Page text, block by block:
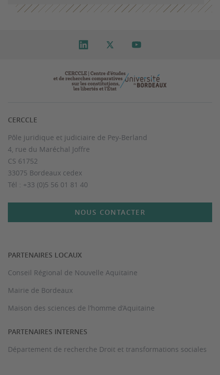
CERCCLE
Pôle juridique et judiciaire de Pey-Berland
4, rue du Maréchal Joffre
CS 61752
33075 Bordeaux cedex
Tél : +33 (0)5 56 01 81 40
NOUS CONTACTER
PARTENAIRES LOCAUX
Conseil Régional de Nouvelle Aquitaine
Mairie de Bordeaux
Maison des sciences de l’homme d’Aquitaine
PARTENAIRES INTERNES
Département de recherche Droit et transformations sociales